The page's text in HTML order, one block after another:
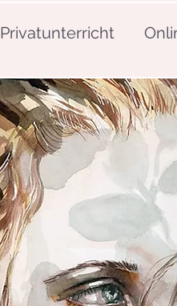
Privatunterricht